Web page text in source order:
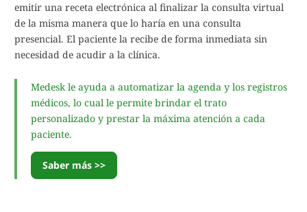
emitir una receta electrónica al finalizar la consulta virtual
de la misma manera que lo haría en una consulta
presencial. El paciente la recibe de forma inmediata sin
necesidad de acudir a la clínica.
Medesk le ayuda a automatizar la agenda y los registros
médicos, lo cual le permite brindar el trato
personalizado y prestar la máxima atención a cada
paciente.
Saber más >>